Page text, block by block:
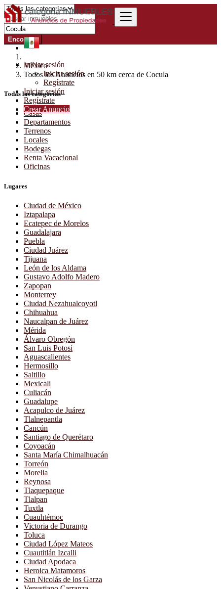
Iniciar sesión
Iniciar sesión
Regístrate
Iniciar sesión
Regístrate
Crear Anuncio
Encontrar
México
Todos los Anuncios en 50 km cerca de Cocula
Todas las categorías
Casas
Departamentos
Terrenos
Locales
Bodegas
Renta Vacacional
Oficinas
Lugares
Ciudad de México
Iztapalapa
Ecatepec de Morelos
Guadalajara
Puebla
Ciudad Juárez
Tijuana
León de los Aldama
Gustavo Adolfo Madero
Zapopan
Monterrey
Ciudad Nezahualcoyotl
Chihuahua
Naucalpan de Juárez
Mérida
Álvaro Obregón
San Luis Potosí
Aguascalientes
Hermosillo
Saltillo
Mexicali
Culiacán
Guadalupe
Acapulco de Juárez
Tlalnepantla
Cancún
Santiago de Querétaro
Coyoacán
Santa María Chimalhuacán
Torreón
Morelia
Reynosa
Tlaquepaque
Tlalpan
Tuxtla
Cuauhtémoc
Victoria de Durango
Toluca
Ciudad López Mateos
Cuautitlán Izcalli
Ciudad Apodaca
Heroica Matamoros
San Nicolás de los Garza